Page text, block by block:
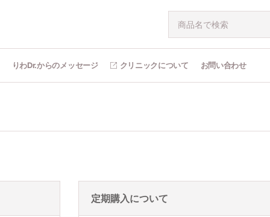
りわDr.からのメッセージ クリニックについて お問い合わせ
定期購入について